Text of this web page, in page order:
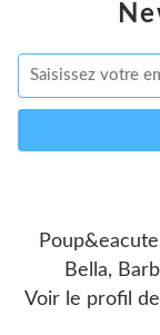
Bella,
Voir le profil de